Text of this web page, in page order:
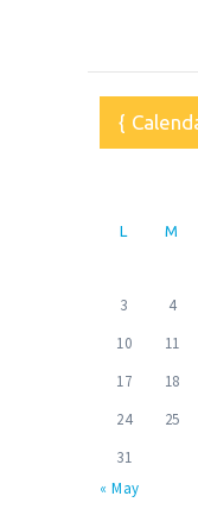
L M
3
4
10
11
17
18
24
25
31
« May